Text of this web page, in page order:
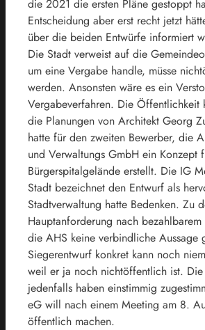
die 2021 die ersten Pläne gestoppt
Entscheidung aber erst recht jetzt
über die beiden Entwürfe informiert
Die Stadt verweist auf die
um eine Vergabe handle, müsse
werden. Ansonsten wäre es ein
Vergabeverfahren. Die Öffentlichkeit
die Planungen von Architekt Georg
hatte für den zweiten Bewerber, die
und Verwaltungs GmbH ein Konzept
Bürgerspitalgelände erstellt. Die IG
Stadt bezeichnet den Entwurf als
Stadtverwaltung hatte Bedenken. Zu
Hauptanforderung nach
die AHS keine verbindliche Aussage
Siegerentwurf konkret kann noch
weil er ja noch nichtöffentlich ist. Die
jedenfalls haben einstimmig
eG will nach einem Meeting am 8.
öffentlich machen.